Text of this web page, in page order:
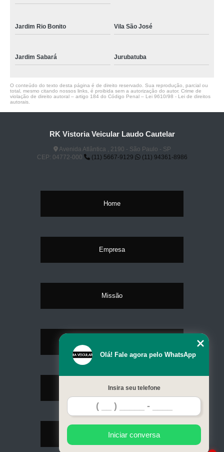
Jardim Rio Bonito Vila São José
Jardim Sabará Jurubatuba
O conteúdo do texto desta página é de direito reservado. Sua reprodução, parcial ou
total, mesmo citando nossos links, é proibida sem a autorização do autor. Crime de
violação de direito autoral – artigo 184 do Código Penal – Lei 9610/98 - Lei de direitos
autorais
RK Vistoria Veicular Laudo Cautelar
Avenida Atlântica , 2190 - São Paulo - SP
CEP: 04772-000
(11) 5667-9129 (11) 94361-8986
Home
Empresa
Missão
Contato
Mapa do site
Olá! Fale agora pelo WhatsApp
Insira seu telefone
Iniciar conversa